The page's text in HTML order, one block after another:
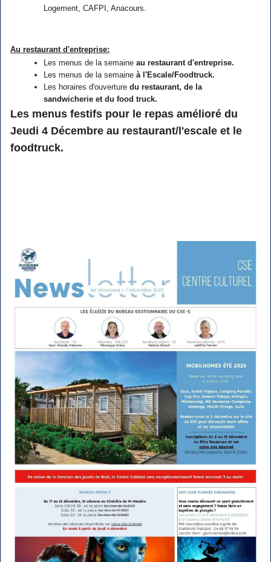
Logement, CAFPI, Anacours.
Au restaurant d'entreprise:
Les menus de la semaine au restaurant d'entreprise.
Les menus de la semaine à l'Escale/Foodtruck.
Les horaires d'ouverture du restaurant, de la
sandwicherie et du food truck.
Les menus festifs pour le repas amélioré du
Jeudi 4 Décembre au restaurant/l'escale et le
foodtruck.